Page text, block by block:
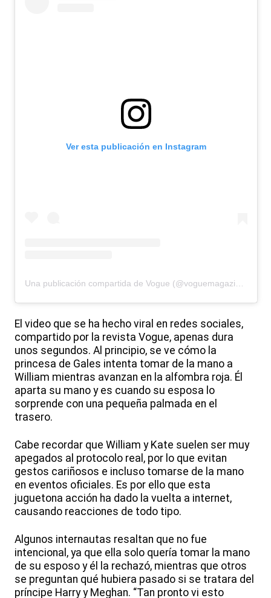
Ver esta publicación en Instagram
Una publicación compartida de Vogue (@voguemagazine)
El video que se ha hecho viral en redes sociales,
compartido por la revista Vogue, apenas dura
unos segundos. Al principio, se ve cómo la
princesa de Gales intenta tomar de la mano a
William mientras avanzan en la alfombra roja. Él
aparta su mano y es cuando su esposa lo
sorprende con una pequeña palmada en el
trasero.
Cabe recordar que William y Kate suelen ser muy
apegados al protocolo real, por lo que evitan
gestos cariñosos e incluso tomarse de la mano
en eventos oficiales. Es por ello que esta
juguetona acción ha dado la vuelta a internet,
causando reacciones de todo tipo.
Algunos internautas resaltan que no fue
intencional, ya que ella solo quería tomar la mano
de su esposo y él la rechazó, mientras que otros
se preguntan qué hubiera pasado si se tratara del
príncipe Harry y Meghan. “Tan pronto vi esto